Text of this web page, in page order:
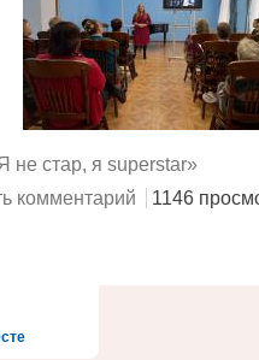
не стар, я superstar»
комментарий
1146